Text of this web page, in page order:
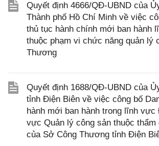
Quyết định 4666/QĐ-UBND của
Thành phố Hồ Chí Minh về việc
thủ tục hành chính mới ban hành
thuộc phạm vi chức năng quản lý
Thương
Quyết định 1688/QĐ-UBND của
tỉnh Điện Biên về việc công bố
hành mới ban hành trong lĩnh
vực Quản lý công sản thuộc thẩm
của Sở Công Thương tỉnh Điện